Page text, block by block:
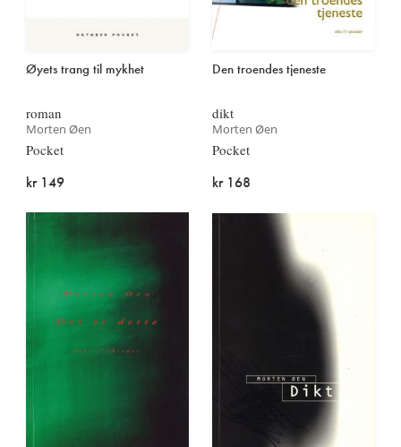
Øyets trang til mykhet
roman
Morten Øen
Pocket
kr 149
Den troendes tjeneste
dikt
Morten Øen
Pocket
kr 168